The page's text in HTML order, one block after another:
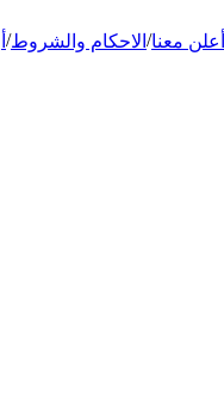
أعلن معنا/ الاحكام والشروط/